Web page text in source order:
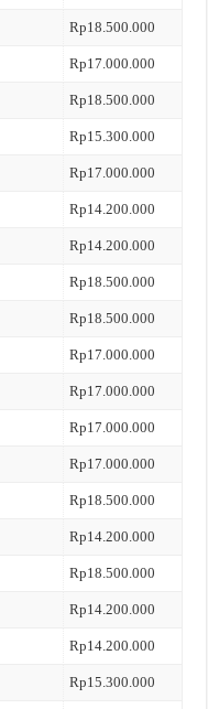
Rp18.500.000
Rp17.000.000
Rp18.500.000
Rp15.300.000
Rp17.000.000
Rp14.200.000
Rp14.200.000
Rp18.500.000
Rp18.500.000
Rp17.000.000
Rp17.000.000
Rp17.000.000
Rp17.000.000
Rp18.500.000
Rp14.200.000
Rp18.500.000
Rp14.200.000
Rp14.200.000
Rp15.300.000